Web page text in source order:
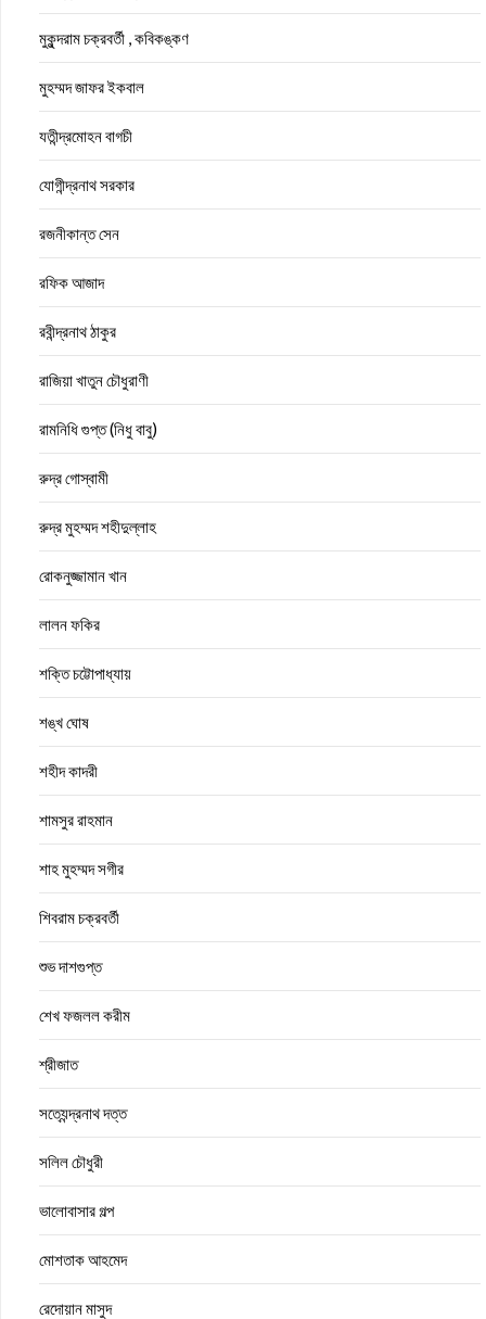
মুকুন্দরাম চক্রবর্তী , কবিকঙ্কণ
মুহম্মদ জাফর ইকবাল
যতীন্দ্রমোহন বাগচী
যোগীন্দ্রনাথ সরকার
রজনীকান্ত সেন
রফিক আজাদ
রবীন্দ্রনাথ ঠাকুর
রাজিয়া খাতুন চৌধুরাণী
রামনিধি গুপ্ত (নিধু বাবু)
রুদ্র গোস্বামী
রুদ্র মুহম্মদ শহীদুল্লাহ
রোকনুজ্জামান খান
লালন ফকির
শক্তি চট্টোপাধ্যায়
শঙ্খ ঘোষ
শহীদ কাদরী
শামসুর রাহমান
শাহ মুহম্মদ সগীর
শিবরাম চক্রবর্তী
শুভ দাশগুপ্ত
শেখ ফজলল করীম
শ্রীজাত
সত্যেন্দ্রনাথ দত্ত
সলিল চৌধুরী
ভালোবাসার গল্প
মোশতাক আহমেদ
রেদোয়ান মাসুদ